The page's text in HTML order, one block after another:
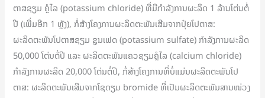
ຕາສຊຽມ ຄຼໍໄລ (potassium chloride) ທີ່ມີກຳລັງການຜະລິດ 1 ລ້ານໂຕ່ນຕໍ່
ປີ (ເພີ່ມອີກ 1 ຫຼັງ), ກໍ່ສ້າງໂຄງການຜະລິດຕະພັນເສີມຈາກປຸ໋ຍໂປຕາສ:
ຜະລິດຕະພັນໂປຕາສຊຽມ ຊູນເຟດ (potassium sulfate) ກຳລັງການຜະລິດ
50,000 ໂຕ່ນຕໍ່ປີ ແລະ ຜະລິດຕະພັນແຄວຊຽມຄຼໍໄລ (calcium chloride)
ກຳລັງການຜະລິດ 20,000 ໂຕ່ນຕໍ່ປີ, ກໍ່ສ້າງໂຄງການທີ່ບໍ່ແມ່ນຜະລິດຕະພັນໂປ
ຕາສ: ຜະລິດຕະພັນເສີມຈາກໂຊດຽມ bromide ທີ່ເປັນຜະລິດຕະພັນສານໜ່ວງ